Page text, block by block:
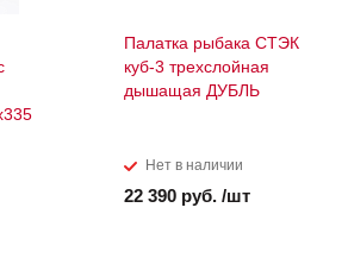
Палатка рыбака СТЭК
куб-3 трехслойная
дышащая ДУБЛЬ
Нет в наличии
22 390 руб. /шт